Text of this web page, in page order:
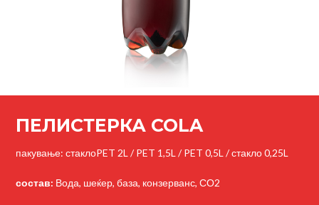
ПЕЛИСТЕРКА COLA
пакување:стаклоPET 2L / PET 1,5L / PET 0,5L / стакло 0,25L
состав: Вода, шеќер, база, конзерванс, СО2